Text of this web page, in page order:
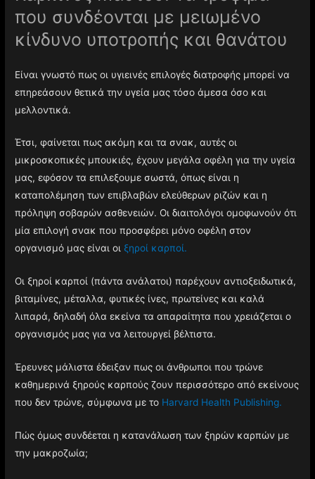
που συνδέονται με μειωμένο
κίνδυνο υποτροπής και θανάτου
Είναι γνωστό πως οι υγιεινές επιλογές διατροφής μπορεί να
επηρεάσουν θετικά την υγεία μας τόσο άμεσα όσο και
μελλοντικά.
Έτσι, φαίνεται πως ακόμη και τα σνακ, αυτές οι
μικροσκοπικές μπουκιές, έχουν μεγάλα οφέλη για την υγεία
μας, εφόσον τα επιλεξουμε σωστά, όπως είναι η
καταπολέμηση των επιβλαβών ελεύθερων ριζών και η
πρόληψη σοβαρών ασθενειών. Οι διαιτολόγοι ομοφωνούν ότι
μία επιλογή σνακ που προσφέρει μόνο οφέλη στον
οργανισμό μας είναι οι ξηροί καρποί.
Οι ξηροί καρποί (πάντα ανάλατοι) παρέχουν αντιοξειδωτικά,
βιταμίνες, μέταλλα, φυτικές ίνες, πρωτείνες και καλά
λιπαρά, δηλαδή όλα εκείνα τα απαραίτητα που χρειάζεται ο
οργανισμός μας για να λειτουργεί βέλτιστα.
Έρευνες μάλιστα έδειξαν πως οι άνθρωποι που τρώνε
καθημερινά ξηρούς καρπούς ζουν περισσότερο από εκείνους
που δεν τρώνε, σύμφωνα με το Harvard Health Publishing.
Πώς όμως συνδέεται η κατανάλωση των ξηρών καρπών με
την μακροζωία;